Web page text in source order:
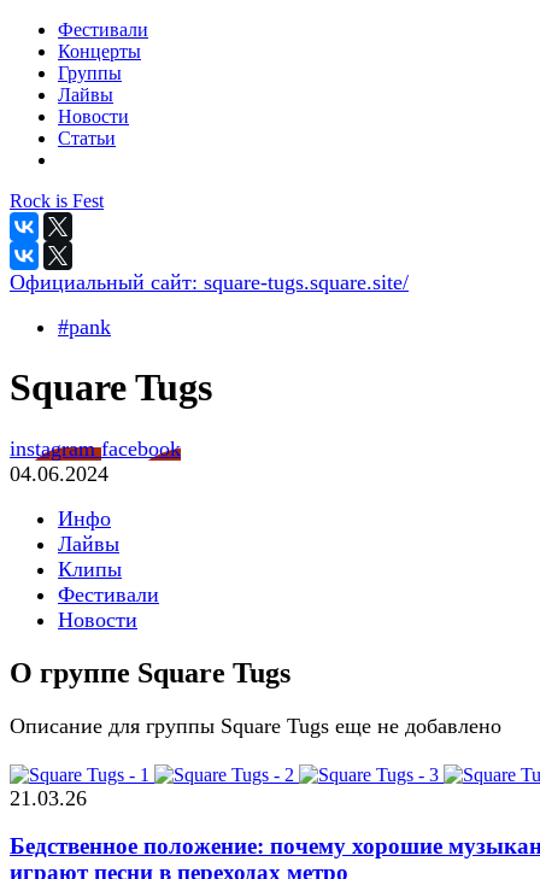
Фестивали
Концерты
Группы
Лайвы
Новости
Статьи
Rock is Fest
Официальный сайт: square-tugs.square.site/
#pank
Square Tugs
instagramfacebook
04.06.2024
Инфо
Лайвы
Клипы
Фестивали
Новости
О группе Square Tugs
Описание для группы Square Tugs еще не добавлено
21.03.26
Бедственное положение: почему хорошие
играют песни в переходах метро